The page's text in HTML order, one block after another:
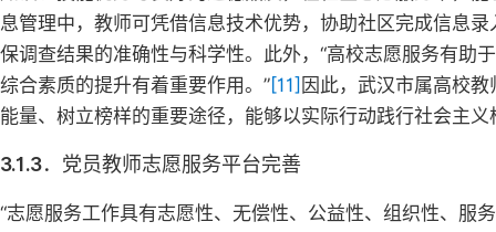
息管理中，教师可凭借信息技术优势，协助社区完成信息
保调查结果的准确性与科学性。此外，“高校志愿服务有助
综合素质的提升有着重要作用。”[11] 因此，武汉市属高校
能量、树立榜样的重要途径，能够以实际行动践行社会主
3.1.3．党员教师志愿服务平台完善
“志愿服务工作具有志愿性、无偿性、公益性、组织性、服